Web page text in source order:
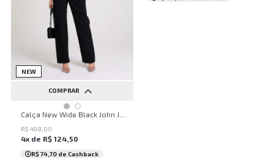
NEW
COMPRAR
32 34 36 38
40
42
...
R$ 498 00
4x de R$ 124 50
R$ 74,70 de Cashback